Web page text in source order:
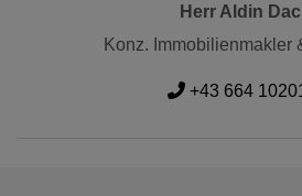
Herr Aldin
Konz. Immobilienmakler
+43 664